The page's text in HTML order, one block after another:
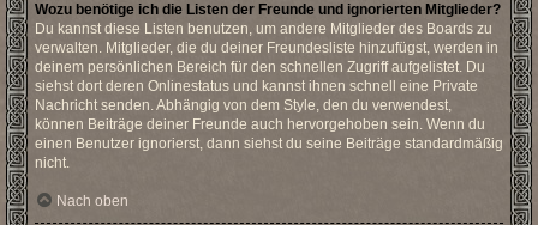
Wozu benötige ich die Listen der Freunde und ignorierten Mitglieder?
Du kannst diese Listen benutzen, um andere Mitglieder des Boards zu
verwalten. Mitglieder, die du deiner Freundesliste hinzufügst, werden in
deinem persönlichen Bereich für den schnellen Zugriff aufgelistet. Du
siehst dort deren Onlinestatus und kannst ihnen schnell eine Private
Nachricht senden. Abhängig von dem Style, den du verwendest,
können Beiträge deiner Freunde auch hervorgehoben sein. Wenn du
einen Benutzer ignorierst, dann siehst du seine Beiträge standardmäßig
nicht.
Nach oben